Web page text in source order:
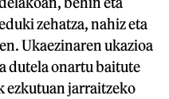
zehatza, nahiz eta
Ukaezinaren ukazioa
dutela onartu baitute
ezkutuan jarraitzeko